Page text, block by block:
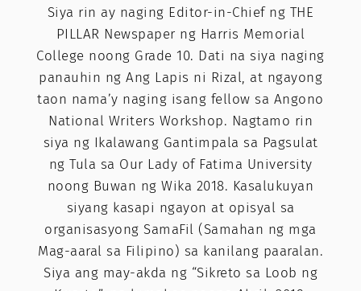
Siya rin ay naging Editor-in-Chief ng THE
PILLAR Newspaper ng Harris Memorial
College noong Grade 10. Dati na siya naging
panauhin ng Ang Lapis ni Rizal, at ngayong
taon nama’y naging isang fellow sa Angono
National Writers Workshop. Nagtamo rin
siya ng Ikalawang Gantimpala sa Pagsulat
ng Tula sa Our Lady of Fatima University
noong Buwan ng Wika 2018. Kasalukuyan
siyang kasapi ngayon at opisyal sa
organisasyong SamaFil (Samahan ng mga
Mag-aaral sa Filipino) sa kanilang paaralan.
Siya ang may-akda ng “Sikreto sa Loob ng